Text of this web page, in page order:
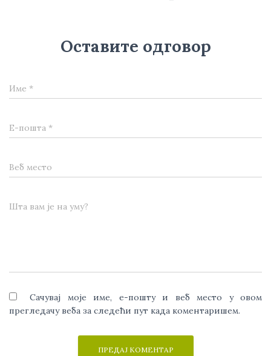
Оставите одговор
Име *
Е-пошта *
Веб место
Шта вам је на уму?
Сачувај моје име, е-пошту и веб место у овом
прегледачу веба за следећи пут када коментаришем.